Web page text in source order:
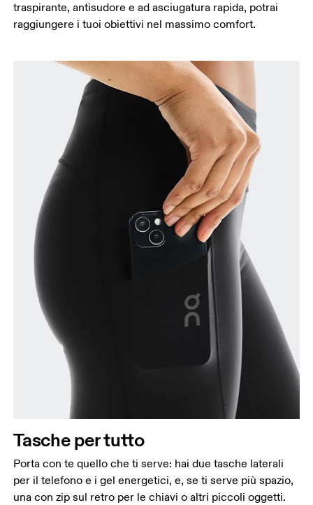
traspirante, antisudore e ad asciugatura rapida, potrai
raggiungere i tuoi obiettivi nel massimo comfort.
Tasche per tutto
Porta con te quello che ti serve: hai due tasche laterali
per il telefono e i gel energetici, e, se ti serve più spazio,
una con zip sul retro per le chiavi o altri piccoli oggetti.